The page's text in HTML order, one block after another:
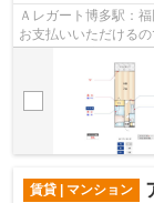
Ａレガート博多駅：
お支払いいただける
徒歩10分に立地する
賃貸 | マンション